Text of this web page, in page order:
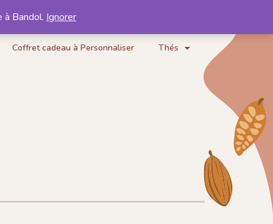
Mon compte
Coffret cadeau à Personnaliser Thés
Bandol. Ignorer